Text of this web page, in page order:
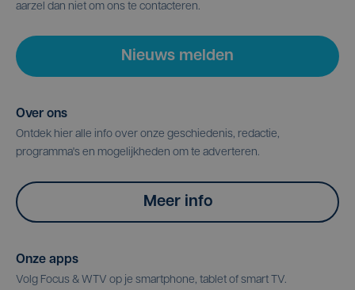
aarzel dan niet om ons te contacteren.
Nieuws melden
Over ons
Ontdek hier alle info over onze geschiedenis, redactie,
programma's en mogelijkheden om te adverteren.
Meer info
Onze apps
Volg Focus & WTV op je smartphone, tablet of smart TV.